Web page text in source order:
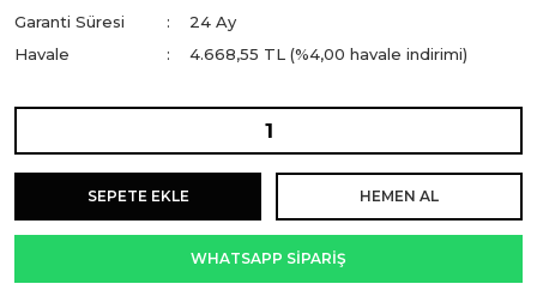
Garanti Süresi
24 Ay
Havale
4.668,55 TL (%4,00 havale indirimi)
SEPETE EKLE HEMEN AL
WHATSAPP SİPARİŞ